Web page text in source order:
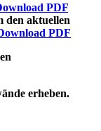
PDF
den aktuellen
PDF
erheben.